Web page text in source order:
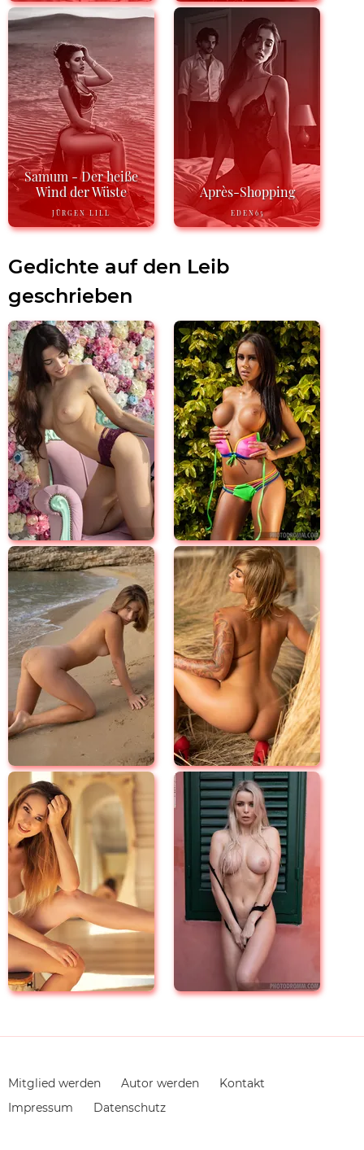
Samum - Der heiße
Wind der Wüste
JÜRGEN LILL
Après-Shopping
EDEN65
Gedichte auf den Leib
geschrieben
Navigation
überspringen
Mitglied werden Autor werden
Kontakt
Impressum
Datenschutz